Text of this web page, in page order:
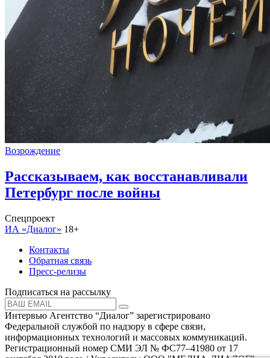
Возрождение
Рассказываем, как восстанавливали
Петербург после войны
Спецпроект
ИА «Диалог» 18+
Контакты
Обратная связь
Пресс-релизы
Подписаться на рассылку
Интервью Агентство “Диалог” зарегистрировано
Федеральной службой по надзору в сфере связи,
информационных технологий и массовых коммуникаций.
Регистрационный номер СМИ ЭЛ № ФС77–41980 от 17